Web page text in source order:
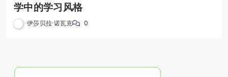
学中的学习风格
伊莎贝拉·诺瓦克 0